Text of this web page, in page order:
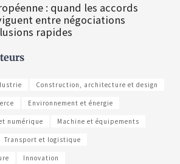
: quand les accords
entre négociations
rapides
Construction, architecture et design
Environnement et énergie
numérique Machine et équipements
Transport et logistique
Innovation